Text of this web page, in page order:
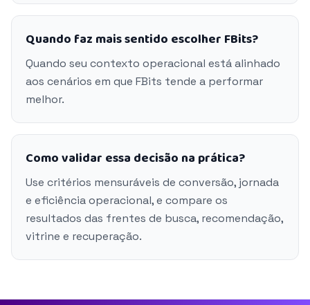
Quando faz mais sentido escolher FBits?
Quando seu contexto operacional está alinhado
aos cenários em que FBits tende a performar
melhor.
Como validar essa decisão na prática?
Use critérios mensuráveis de conversão, jornada
e eficiência operacional, e compare os
resultados das frentes de busca, recomendação,
vitrine e recuperação.